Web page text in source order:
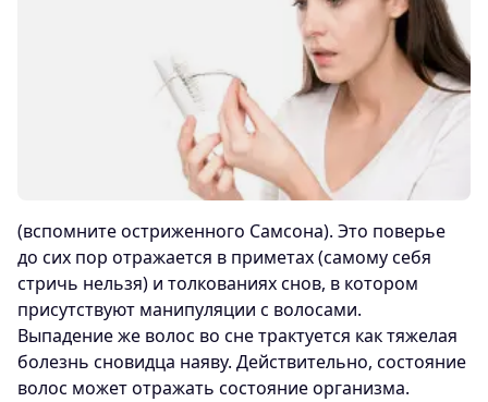
(вспомните остриженного Самсона). Это поверье
до сих пор отражается в приметах (самому себя
стричь нельзя) и толкованиях снов, в котором
присутствуют манипуляции с волосами.
Выпадение же волос во сне трактуется как тяжелая
болезнь сновидца наяву. Действительно, состояние
волос может отражать состояние организма.